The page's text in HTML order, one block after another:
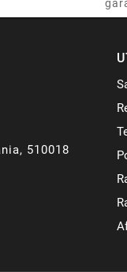
510018